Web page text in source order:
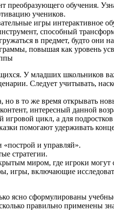
преобразующего обучения.
учеников.
игры интерактивное
способный
в предмет, будто
повышая как уровень
У младших школьников
Следует учитывать,
в то же время открывать
интересный данной
игровой цикл, а для
помогают удерживать
«построй и управляй».
стратегии.
миром, где игроки могут
игры, включающие
ясно сформулированы
правильно применены